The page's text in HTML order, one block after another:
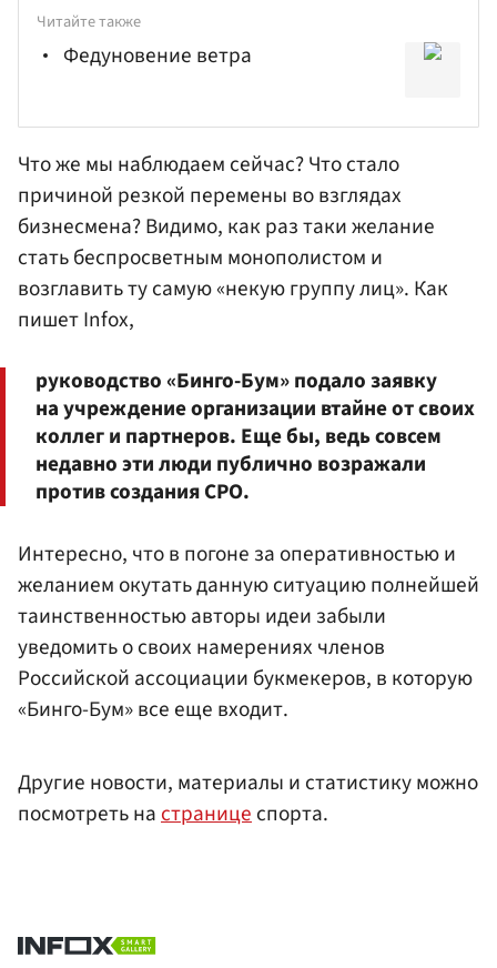
Читайте также
Федуновение ветра
Что же мы наблюдаем сейчас? Что стало
причиной резкой перемены во взглядах
бизнесмена? Видимо, как раз таки желание
стать беспросветным монополистом и
возглавить ту самую «некую группу лиц». Как
пишет Infox,
руководство «Бинго-Бум» подало заявку
на учреждение организации втайне от своих
коллег и партнеров. Еще бы, ведь совсем
недавно эти люди публично возражали
против создания СРО.
Интересно, что в погоне за оперативностью и
желанием окутать данную ситуацию полнейшей
таинственностью авторы идеи забыли
уведомить о своих намерениях членов
Российской ассоциации букмекеров, в которую
«Бинго-Бум» все еще входит.
Другие новости, материалы и статистику можно
посмотреть настраницеспорта.